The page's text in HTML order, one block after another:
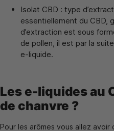
Isolat CBD : type
essentiellement du CBD,
d’extraction est sous
de pollen, il est par la
e-liquide.
Les e-liquides au
de chanvre ?
Pour les arômes vous allez